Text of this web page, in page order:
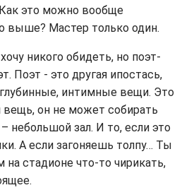
это можно вообще
выше? Мастер только один.
никого обидеть, но поэт-
Поэт - это другая ипостась,
интимные вещи. Это
вещь, он не может собирать
небольшой зал. И то, если это
А если загоняешь толпу… Ты
стадионе что-то чирикать,